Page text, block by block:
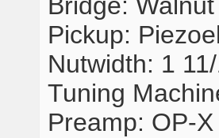
Bridge: Walnut
Pickup:
Nutwidth: 1 11/
Tuning
Preamp: OP-